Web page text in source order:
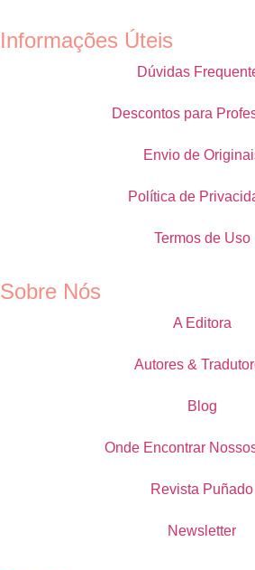
Informações Úteis
Dúvidas
Descontos para
Envio de
Política de
Termos de Uso
Sobre Nós
A Editora
Autores &
Blog
Onde Encontrar
Revista Puñado
Newsletter